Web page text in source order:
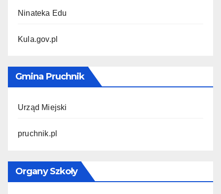
Ninateka Edu
Kula.gov.pl
Gmina Pruchnik
Urząd Miejski
pruchnik.pl
Organy Szkoły